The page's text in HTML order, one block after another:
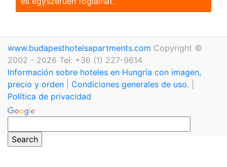
www.budapesthotelsapartments.com Copyright ©
2002 - 2026 Tel: +36 (1) 227-9614
Información sobre hoteles en Hungría con imagen,
precio y orden
Condiciones generales de uso.
Política de privacidad